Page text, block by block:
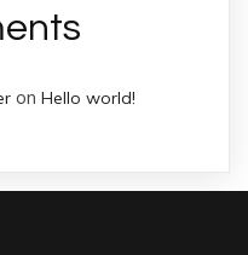
on Hello world!